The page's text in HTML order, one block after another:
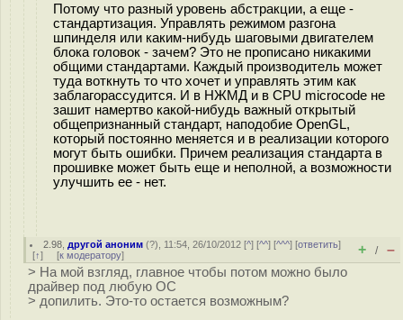
Потому что разный уровень абстракции, а еще -
стандартизация. Управлять режимом разгона
шпинделя или каким-нибудь шаговыми двигателем
блока головок - зачем? Это не прописано никакими
общими стандартами. Каждый производитель может
туда воткнуть то что хочет и управлять этим как
заблагорассудится. И в НЖМД и в СPU microcode не
зашит намертво какой-нибудь важный открытый
общепризнанный стандарт, наподобие OpenGL,
который постоянно меняется и в реализации которого
могут быть ошибки. Причем реализация стандарта в
прошивке может быть еще и неполной, а возможности
улучшить ее - нет.
2.98 другой аноним (?), 11:54, 26/10/2012 [^] [^^] [^^^] [ответить]
[↑] [к модератору] + / –
> На мой взгляд, главное чтобы потом можно было
драйвер под любую ОС
> допилить. Это-то остается возможным?